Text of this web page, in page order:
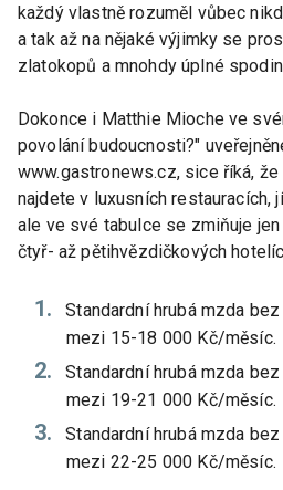
každý vlastně rozuměl vůbec
a tak až na nějaké výjimky se
zlatokopů a mnohdy úplné
Dokonce i Matthie Mioche ve
povolání budoucnosti?"
www.gastronews.cz, sice říká,
najdete v luxusních restauracích,
ale ve své tabulce se zmiňuje
čtyř- až pětihvězdičkových
Standardní hrubá mzda
mezi 15-18 000 Kč/měsíc.
Standardní hrubá mzda
mezi 19-21 000 Kč/měsíc.
Standardní hrubá mzda
mezi 22-25 000 Kč/měsíc.